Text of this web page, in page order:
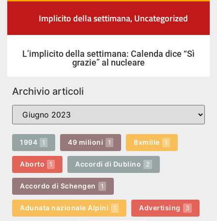
Implicito della settimana,Uncategorized
L’implicito della settimana: Calenda dice “Sì
grazie” al nucleare
Archivio articoli
1994 1 49 milioni 1 8xmille 1
Aborto 1 Accordi di Dublino 2
Accordo di Schengen 1
Adunata nazionale Alpini 1 Advertising 3